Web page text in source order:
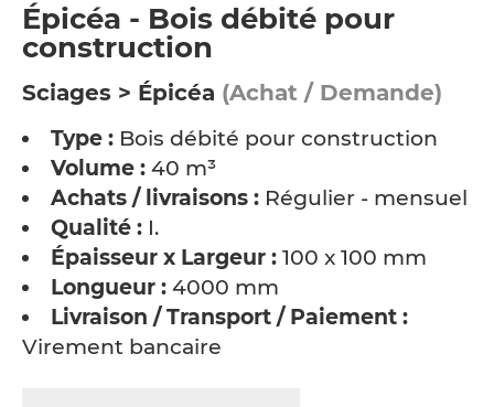
Épicéa - Bois débité pour
construction
Sciages > Épicéa (Achat / Demande)
Type : Bois débité pour construction
Volume : 40 m³
Achats / livraisons : Régulier - mensuel
Qualité : I.
Épaisseur x Largeur : 100 x 100 mm
Longueur : 4000 mm
Livraison / Transport / Paiement :
Virement bancaire